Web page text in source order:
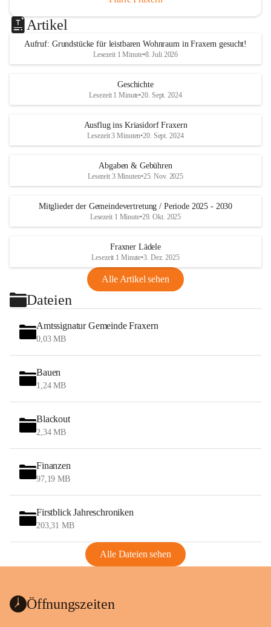
Artikel
Aufruf: Grundstücke für leistbaren Wohnraum in Fraxern gesucht!
Lesezeit 1 Minute•8. Juli 2026
Geschichte
Lesezeit 1 Minute•20. Sept. 2024
Ausflug ins Kriasidorf Fraxern
Lesezeit 3 Minuten•20. Sept. 2024
Abgaben & Gebühren
Lesezeit 3 Minuten•25. Nov. 2025
Mitglieder der Gemeindevertretung / Periode 2025 - 2030
Lesezeit 1 Minute•29. Okt. 2025
Fraxner Lädele
Lesezeit 1 Minute•3. Dez. 2025
Alle Artikel sehen
Dateien
Amtssignatur Gemeinde Fraxern
0,03 MB
Bauen
1,24 MB
Blackout
2,34 MB
Finanzen
97,19 MB
Firstblick Jahreschroniken
203,31 MB
Alle Dateien sehen
Öffnungszeiten